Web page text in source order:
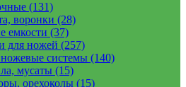
(131)
воронки (28)
емкости (37)
для ножей (257)
системы (140)
мусаты (15)
орехоколы (15)